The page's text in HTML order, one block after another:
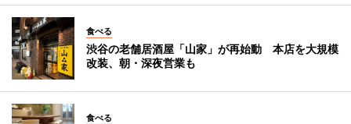
食べる
渋谷の老舗居酒屋「山家」が再始動 本店を大規模
改装、朝・深夜営業も
食べる